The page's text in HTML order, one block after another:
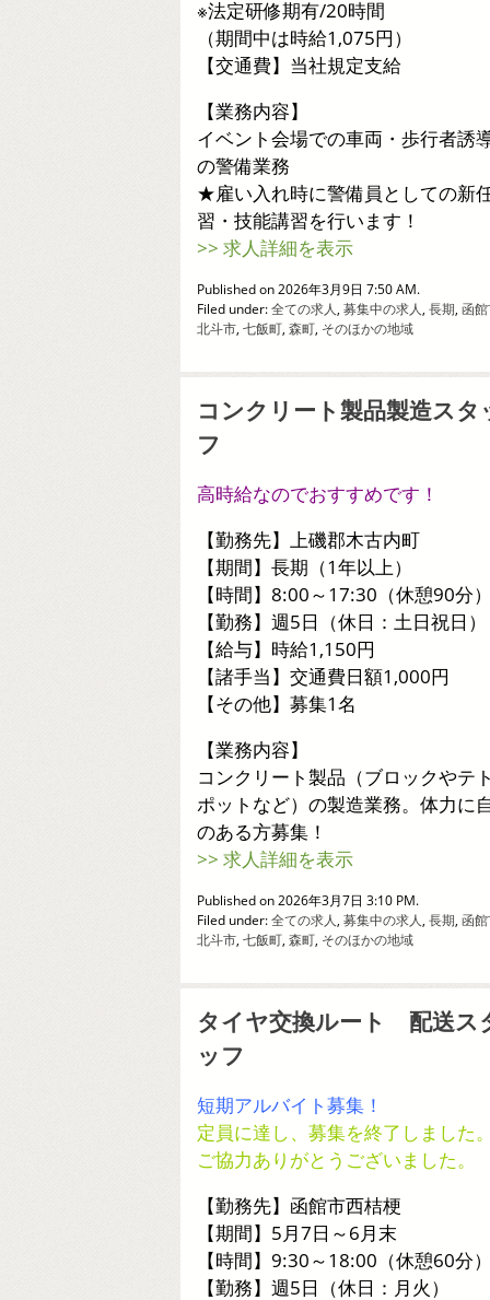
※法定研修期有/20時間
（期間中は時給1,075円）
【交通費】当社規定支給
【業務内容】
イベント会場での車両・歩行者誘
の警備業務
★雇い入れ時に警備員としての新
習・技能講習を行います！
>> 求人詳細を表示
Published on 2026年3月9日 7:50 AM.
Filed under:全ての求人, 募集中の求人, 長期, 函
北斗市, 七飯町, 森町, そのほかの地域
コンクリート製品製造スタ
フ
高時給なのでおすすめです！
【勤務先】上磯郡木古内町
【期間】長期（1年以上）
【時間】8:00～17:30（休憩90分
【勤務】週5日（休日：土日祝日）
【給与】時給1,150円
【諸手当】交通費日額1,000円
【その他】募集1名
【業務内容】
コンクリート製品（ブロックやテ
ポットなど）の製造業務。体力に
のある方募集！
>> 求人詳細を表示
Published on 2026年3月7日 3:10 PM.
Filed under:全ての求人, 募集中の求人, 長期, 函
北斗市, 七飯町, 森町, そのほかの地域
タイヤ交換ルート 配送ス
ッフ
短期アルバイト募集！
定員に達し、募集を終了しました
ご協力ありがとうございました。
【勤務先】函館市西桔梗
【期間】5月7日～6月末
【時間】9:30～18:00（休憩60分
【勤務】週5日（休日：月火）